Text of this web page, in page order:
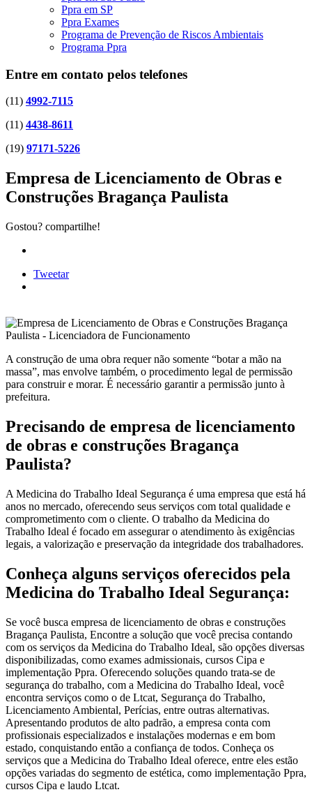
Ppra em SP
Ppra Exames
Programa de Prevenção de Riscos Ambientais
Programa Ppra
Entre em contato pelos telefones
(11) 4992-7115
(11) 4438-8611
(19) 97171-5226
Empresa de Licenciamento de Obras e
Construções Bragança Paulista
Gostou? compartilhe!
Tweetar
A construção de uma obra requer não somente “botar a mão na
massa”, mas envolve também, o procedimento legal de permissão
para construir e morar. É necessário garantir a permissão junto à
prefeitura.
Precisando de empresa de licenciamento
de obras e construções Bragança
Paulista?
A Medicina do Trabalho Ideal Segurança é uma empresa que está há
anos no mercado, oferecendo seus serviços com total qualidade e
comprometimento com o cliente. O trabalho da Medicina do
Trabalho Ideal é focado em assegurar o atendimento às exigências
legais, a valorização e preservação da integridade dos trabalhadores.
Conheça alguns serviços oferecidos pela
Medicina do Trabalho Ideal Segurança:
Se você busca empresa de licenciamento de obras e construções
Bragança Paulista, Encontre a solução que você precisa contando
com os serviços da Medicina do Trabalho Ideal, são opções diversas
disponibilizadas, como exames admissionais, cursos Cipa e
implementação Ppra. Oferecendo soluções quando trata-se de
segurança do trabalho, com a Medicina do Trabalho Ideal, você
encontra serviços como o de Ltcat, Segurança do Trabalho,
Licenciamento Ambiental, Perícias, entre outras alternativas.
Apresentando produtos de alto padrão, a empresa conta com
profissionais especializados e instalações modernas e em bom
estado, conquistando então a confiança de todos. Conheça os
serviços que a Medicina do Trabalho Ideal oferece, entre eles estão
opções variadas do segmento de estética, como implementação Ppra,
cursos Cipa e laudo Ltcat.